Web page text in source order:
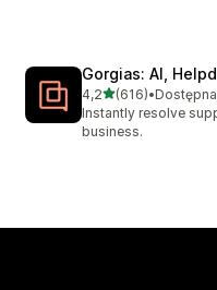
Gorgias: AI,
4,2na 5 gwiazdek
(616)
Łączna liczba
•
Instantly resolve
business.